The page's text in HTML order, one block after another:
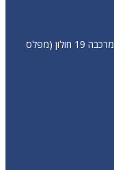
אולם תצוגה, מעבדת שירות ומרכז צלילה: המרכבה 19 חולון (מפלס